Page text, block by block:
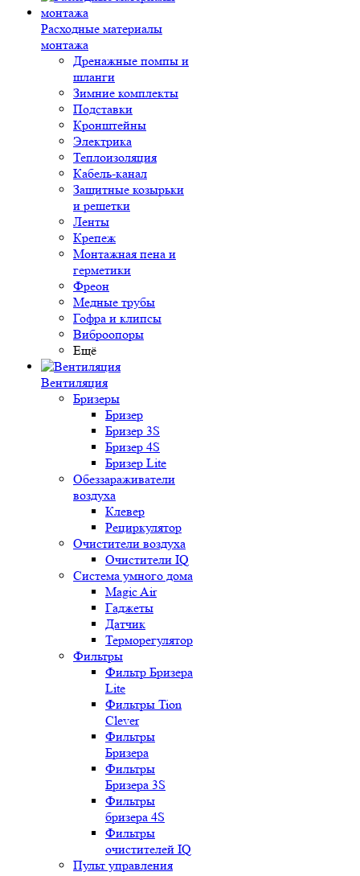
Расходные материалы
монтажа
Дренажные помпы и
шланги
Зимние комплекты
Подставки
Кронштейны
Электрика
Теплоизоляция
Кабель-канал
Защитные козырьки
и решетки
Ленты
Крепеж
Монтажная пена и
герметики
Фреон
Медные трубы
Гофра и клипсы
Виброопоры
Ещё
Вентиляция
Бризеры
Бризер
Бризер 3S
Бризер 4S
Бризер Lite
Обеззараживатели
воздуха
Клевер
Рециркулятор
Очистители воздуха
Очистители IQ
Система умного дома
Magic Air
Гаджеты
Датчик
Терморегулятор
Фильтры
Фильтр Бризера
Lite
Фильтры Tion
Clever
Фильтры
Бризера
Фильтры
Бризера 3S
Фильтры
бризера 4S
Фильтры
очистителей IQ
Пульт управления